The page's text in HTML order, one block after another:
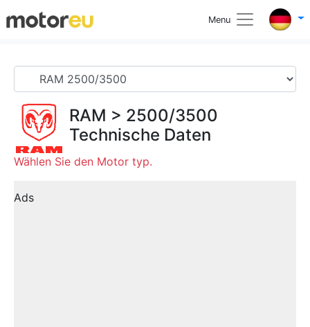
Menu
RAM > 2500/3500
Technische Daten
Wählen Sie den Motor typ.
Ads